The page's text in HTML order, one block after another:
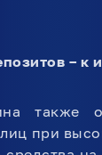
– к
также
при